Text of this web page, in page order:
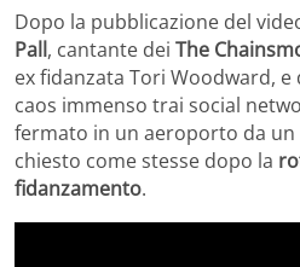
Dopo la pubblicazione del
Pall, cantante dei The
ex fidanzata Tori Woodward,
caos immenso trai social
fermato in un aeroporto da
chiesto come stesse dopo la
fidanzamento.